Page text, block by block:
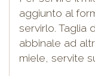
aggiunto al
servirlo. Taglia
abbinale ad
miele, servite